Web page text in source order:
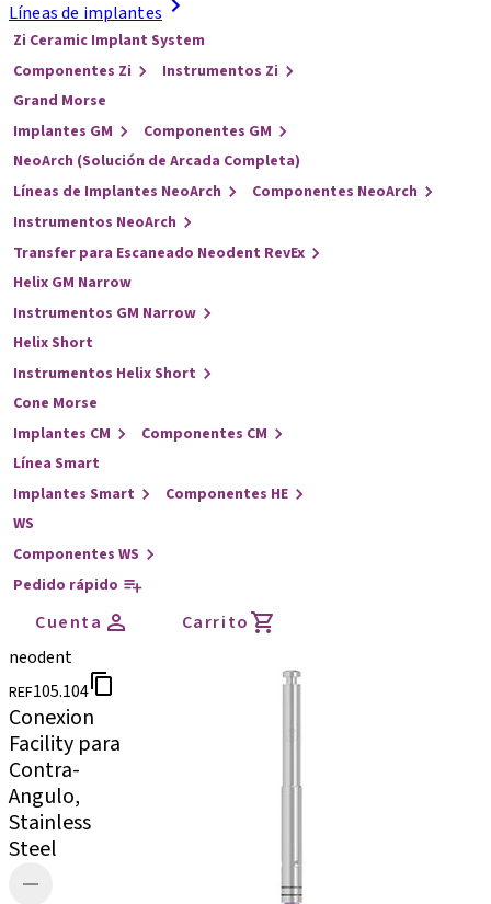
Líneas de implantes
Zi Ceramic Implant System
Componentes Zi
Instrumentos Zi
Grand Morse
Implantes GM
Componentes GM
NeoArch (Solución de Arcada Completa)
Líneas de Implantes NeoArch
Componentes NeoArch
Instrumentos NeoArch
Transfer para Escaneado Neodent RevEx
Helix GM Narrow
Instrumentos GM Narrow
Helix Short
Instrumentos Helix Short
Cone Morse
Implantes CM
Componentes CM
Línea Smart
Implantes Smart
Componentes HE
WS
Componentes WS
Pedido rápido
Cuenta
Carrito
neodent
REF105.104
Conexion
Facility para
Contra-
Angulo,
Stainless
Steel